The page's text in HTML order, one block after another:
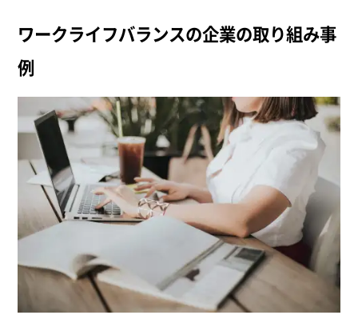
ワークライフバランスの企業の取り組み事
例